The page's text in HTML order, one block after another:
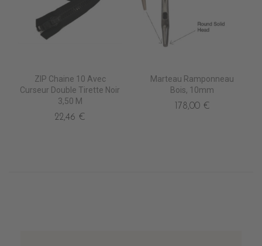
ZIP Chaine 10 Avec
Curseur Double Tirette Noir
3,50 M
22,46 €
Marteau Ramponneau
Bois, 10mm
178,00 €